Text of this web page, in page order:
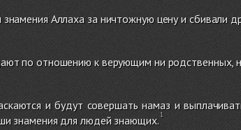
Аллаха за ничтожную цену и сбивали
по отношению к верующим ни родственных,
и будут совершать намаз и
знамения для людей знающих.